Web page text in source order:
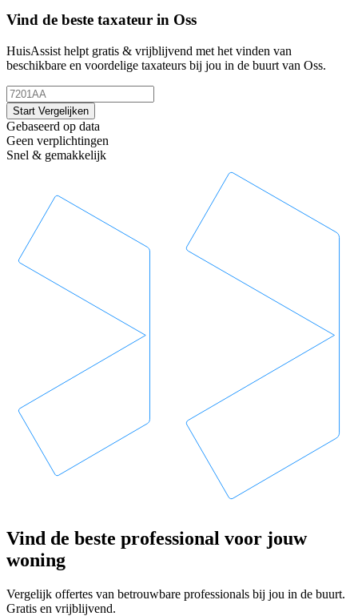
Vind de beste taxateur in Oss
HuisAssist helpt gratis & vrijblijvend met het vinden van
beschikbare en voordelige taxateurs bij jou in de buurt van Oss.
Start Vergelijken
Gebaseerd op data
Geen verplichtingen
Snel & gemakkelijk
Vind de beste professional voor jouw
woning
Vergelijk offertes van betrouwbare professionals bij jou in de buurt.
Gratis en vrijblijvend.